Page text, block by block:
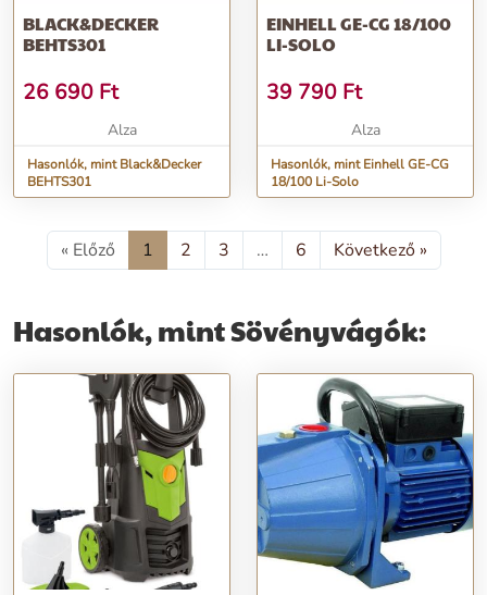
BLACK&DECKER
BEHTS301
26 690 Ft
Alza
Hasonlók, mint Black&Decker
BEHTS301
EINHELL GE-CG 18/100
LI-SOLO
39 790 Ft
Alza
Hasonlók, mint Einhell GE-CG
18/100 Li-Solo
« Előző 1 2 3 … 6 Következő »
Hasonlók, mint Sövényvágók: